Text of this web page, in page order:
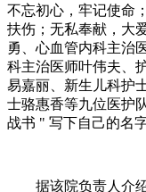
不忘初心，牢记使命
扶伤；无私奉献，大
勇、心血管内科主治
科主治医师叶伟夫、
易嘉丽、新生儿科护
士骆惠香等九位医护
战书 " 写下自己的名
据该院负责人介绍